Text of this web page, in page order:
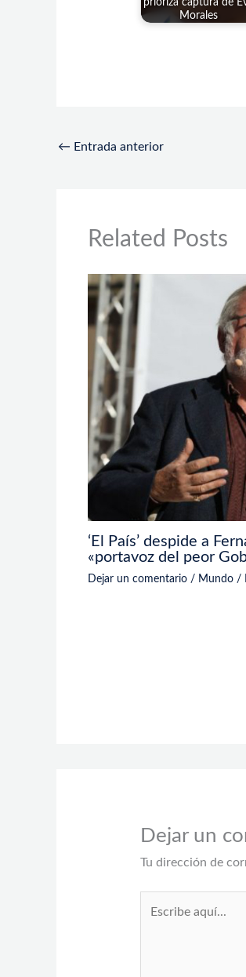
Morales
← Entrada anterior
Related Posts
‘El País’ despide a
«portavoz del peor
Dejar un comentario / Mundo /
Dejar un
Tu dirección de